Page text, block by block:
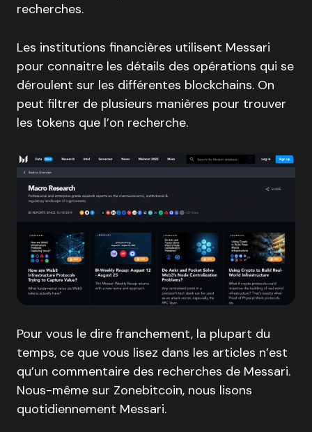
recherches.
Les institutions financières utilisent Messari
pour connaitre les détails des opérations qui se
déroulent sur les différentes blockchains. On
peut filtrer de plusieurs manières pour trouver
les tokens que l’on recherche.
Pour vous le dire franchement, la plupart du
temps, ce que vous lisez dans les articles n’est
qu’un commentaire des recherches de Messari.
Nous-même sur Zonebitcoin, nous lisons
quotidiennement Messari.